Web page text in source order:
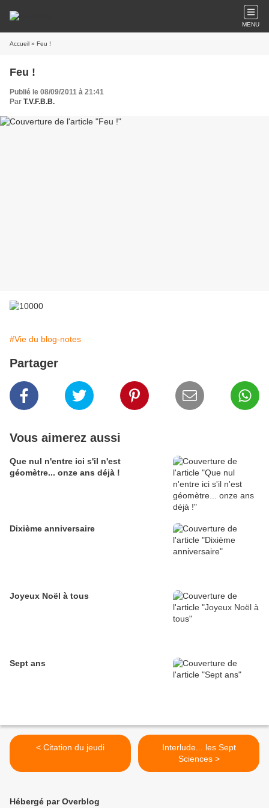
MENU
Accueil » Feu !
Feu !
Publié le 08/09/2011 à 21:41
Par T.V.F.B.B.
#Vie du blog-notes
Partager
Vous aimerez aussi
Que nul n'entre ici s'il n'est
géomètre... onze ans déjà !
Dixième anniversaire
Joyeux Noël à tous
Sept ans
< Citation du jeudi
Interlude... les Sept
Sciences >
Hébergé par Overblog